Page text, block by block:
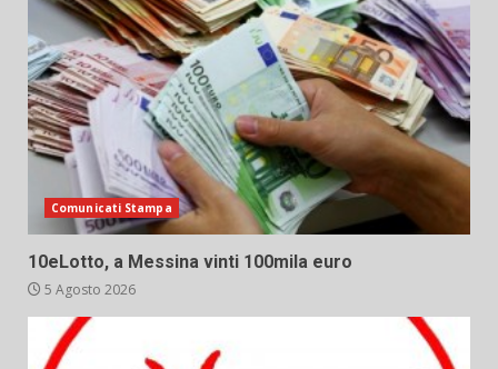
Comunicati Stampa
10eLotto, a Messina vinti 100mila euro
5 Agosto 2026